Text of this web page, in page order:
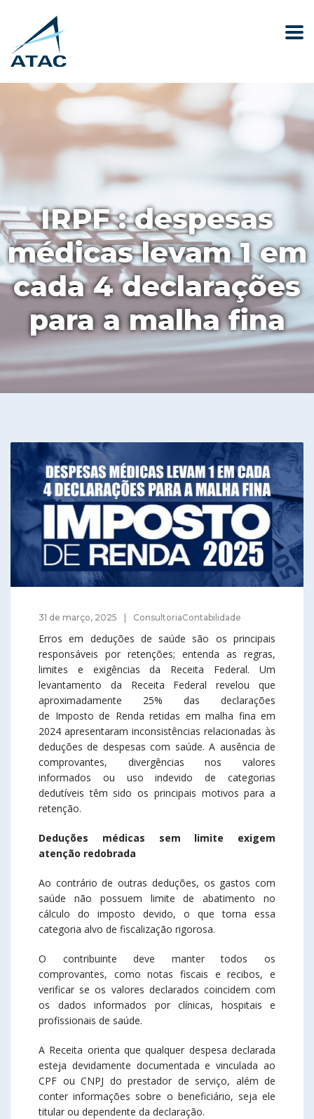
IRPF : despesas
médicas levam 1 em
cada 4 declarações
para a malha fina
31 de março, 2025 ConsultoriaContabilidade
Erros em deduções de saúde são os principais
responsáveis por retenções; entenda as regras,
limites e exigências da Receita Federal. Um
levantamento da Receita Federal revelou que
aproximadamente 25% das declarações
de Imposto de Renda retidas em malha fina em
2024 apresentaram inconsistências relacionadas às
deduções de despesas com saúde. A ausência de
comprovantes, divergências nos valores
informados ou uso indevido de categorias
dedutíveis têm sido os principais motivos para a
retenção.
Deduções médicas sem limite exigem
atenção redobrada
Ao contrário de outras deduções, os gastos com
saúde não possuem limite de abatimento no
cálculo do imposto devido, o que torna essa
categoria alvo de fiscalização rigorosa.
O contribuinte deve manter todos os
comprovantes, como notas fiscais e recibos, e
verificar se os valores declarados coincidem com
os dados informados por clínicas, hospitais e
profissionais de saúde.
A Receita orienta que qualquer despesa declarada
esteja devidamente documentada e vinculada ao
CPF ou CNPJ do prestador de serviço, além de
conter informações sobre o beneficiário, seja ele
titular ou dependente da declaração.